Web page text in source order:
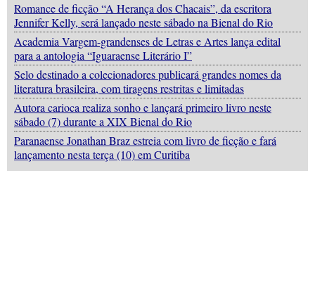
Romance de ficção “A Herança dos Chacais”, da escritora
Jennifer Kelly, será lançado neste sábado na Bienal do Rio
Academia Vargem-grandenses de Letras e Artes lança edital
para a antologia “Iguaraense Literário I”
Selo destinado a colecionadores publicará grandes nomes da
literatura brasileira, com tiragens restritas e limitadas
Autora carioca realiza sonho e lançará primeiro livro neste
sábado (7) durante a XIX Bienal do Rio
Paranaense Jonathan Braz estreia com livro de ficção e fará
lançamento nesta terça (10) em Curitiba